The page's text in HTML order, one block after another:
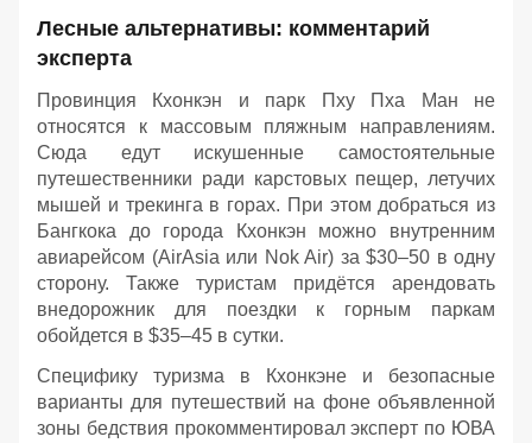
Лесные альтернативы: комментарий
эксперта
Провинция Кхонкэн и парк Пху Пха Ман не
относятся к массовым пляжным направлениям.
Сюда едут искушенные самостоятельные
путешественники ради карстовых пещер, летучих
мышей и трекинга в горах. При этом добраться из
Бангкока до города Кхонкэн можно внутренним
авиарейсом (AirAsia или Nok Air) за $30–50 в одну
сторону. Также туристам придётся арендовать
внедорожник для поездки к горным паркам
обойдется в $35–45 в сутки.
Специфику туризма в Кхонкэне и безопасные
варианты для путешествий на фоне объявленной
зоны бедствия прокомментировал эксперт по ЮВА